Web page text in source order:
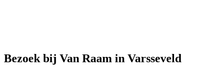
Bezoek bij Van Raam in Varsseveld